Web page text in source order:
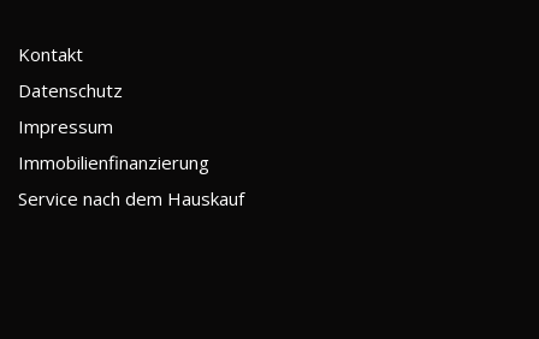
Kontakt
Datenschutz
Impressum
Immobilienfinanzierung
Service nach dem Hauskauf